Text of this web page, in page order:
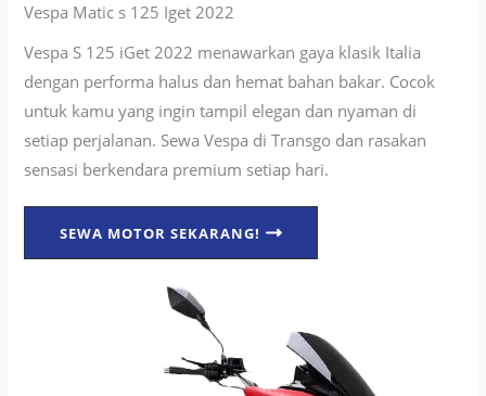
Vespa Matic s 125 Iget 2022
Vespa S 125 iGet 2022 menawarkan gaya klasik Italia
dengan performa halus dan hemat bahan bakar. Cocok
untuk kamu yang ingin tampil elegan dan nyaman di
setiap perjalanan. Sewa Vespa di Transgo dan rasakan
sensasi berkendara premium setiap hari.
SEWA MOTOR SEKARANG!